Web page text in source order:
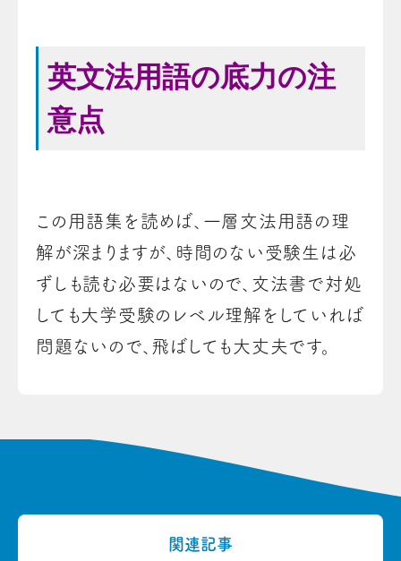
英文法用語の底力の注
意点
この用語集を読めば、一層文法用語の理
解が深まりますが、時間のない受験生は必
ずしも読む必要はないので、文法書で対処
しても大学受験のレベル理解をしていれば
問題ないので、飛ばしても大丈夫です。
関連記事